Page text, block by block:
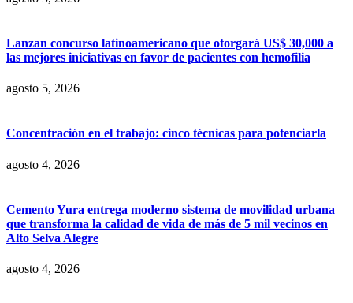
Lanzan concurso latinoamericano que otorgará US$ 30,000 a
las mejores iniciativas en favor de pacientes con hemofilia
agosto 5, 2026
Concentración en el trabajo: cinco técnicas para potenciarla
agosto 4, 2026
Cemento Yura entrega moderno sistema de movilidad urbana
que transforma la calidad de vida de más de 5 mil vecinos en
Alto Selva Alegre
agosto 4, 2026